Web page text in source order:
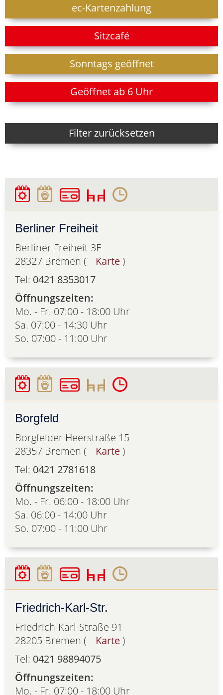
ec-Kartenzahlung
Sitzcafé
Sonntags geöffnet
Geöffnet ab 6 Uhr
Filter zurücksetzen
Berliner Freiheit
Berliner Freiheit 3E
28327 Bremen (
Karte )
Tel: 0421 8353017
Öffnungszeiten:
Mo. - Fr. 07:00 - 18:00 Uhr
Sa. 07:00 - 14:30 Uhr
So. 07:00 - 11:00 Uhr
Borgfeld
Borgfelder Heerstraße 15
28357 Bremen (
Karte )
Tel: 0421 2781618
Öffnungszeiten:
Mo. - Fr. 06:00 - 18:00 Uhr
Sa. 06:00 - 14:00 Uhr
So. 07:00 - 11:00 Uhr
Friedrich-Karl-Str.
Friedrich-Karl-Straße 91
28205 Bremen (
Karte )
Tel: 0421 98894075
Öffnungszeiten:
Mo. - Fr. 07:00 - 18:00 Uhr